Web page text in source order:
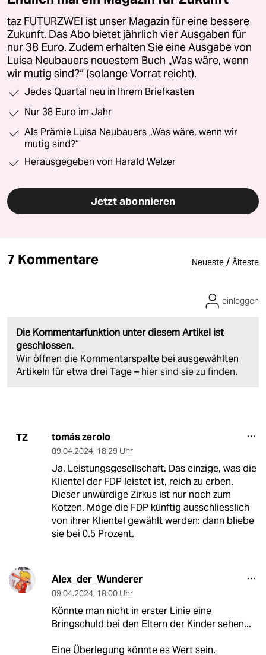
taz FUTURZWEI ist unser Magazin für eine bessere
Zukunft. Das Abo bietet jährlich vier Ausgaben für
nur 38 Euro. Zudem erhalten Sie eine Ausgabe von
Luisa Neubauers neuestem Buch „Was wäre, wenn
wir mutig sind?“ (solange Vorrat reicht).
Jedes Quartal neu in Ihrem Briefkasten
Nur 38 Euro im Jahr
Als Prämie Luisa Neubauers „Was wäre, wenn wir
mutig sind?“
Herausgegeben von Harald Welzer
Jetzt abonnieren
7 Kommentare Neueste / Älteste
Die Kommentarfunktion unter diesem Artikel ist
geschlossen.
Wir öffnen die Kommentarspalte bei ausgewählten
Artikeln für etwa drei Tage – hier sind sie zu finden.
einloggen
TZ tomás zerolo
09.04.2024, 18:29 Uhr
Ja, Leistungsgesellschaft. Das einzige, was die
Klientel der FDP leistet ist, reich zu erben.
Dieser unwürdige Zirkus ist nur noch zum
Kotzen. Möge die FDP künftig ausschliesslich
von ihrer Klientel gewählt werden: dann bliebe
sie bei 0.5 Prozent.
Alex_der_Wunderer
09.04.2024, 18:00 Uhr
Könnte man nicht in erster Linie eine
Bringschuld bei den Eltern der Kinder sehen...
Eine Überlegung könnte es Wert sein.